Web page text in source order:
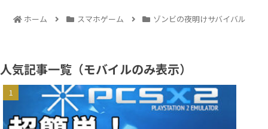
ホーム スマホゲーム ゾンビの夜明けサバイバル
人気記事一覧（モバイルのみ表示）